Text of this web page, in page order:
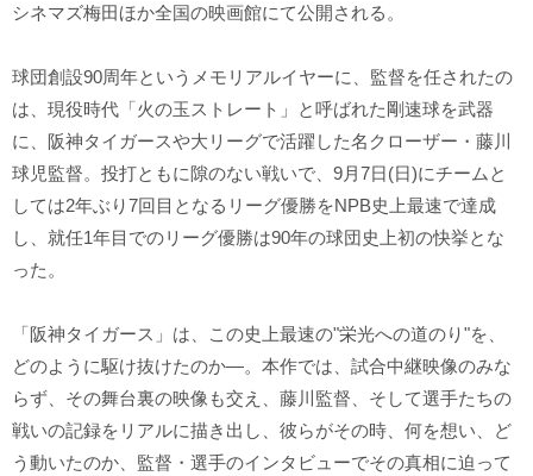
シネマズ梅田ほか全国の映画館にて公開される。
球団創設90周年というメモリアルイヤーに、監督を任されたの
は、現役時代「火の玉ストレート」と呼ばれた剛速球を武器
に、阪神タイガースや大リーグで活躍した名クローザー・藤川
球児監督。投打ともに隙のない戦いで、9月7日(日)にチームと
しては2年ぶり7回目となるリーグ優勝をNPB史上最速で達成
し、就任1年目でのリーグ優勝は90年の球団史上初の快挙とな
った。
「阪神タイガース」は、この史上最速の"栄光への道のり"を、
どのように駆け抜けたのか―。本作では、試合中継映像のみな
らず、その舞台裏の映像も交え、藤川監督、そして選手たちの
戦いの記録をリアルに描き出し、彼らがその時、何を想い、ど
う動いたのか、監督・選手のインタビューでその真相に迫って